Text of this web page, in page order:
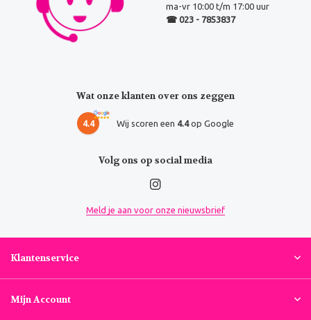
ma-vr 10:00 t/m 17:00 uur
☎ 023 - 7853837
Wat onze klanten over ons zeggen
4.4 Wij scoren een 4.4op Google
Volg ons op social media
Meld je aan voor onze nieuwsbrief
Klantenservice
Mijn Account